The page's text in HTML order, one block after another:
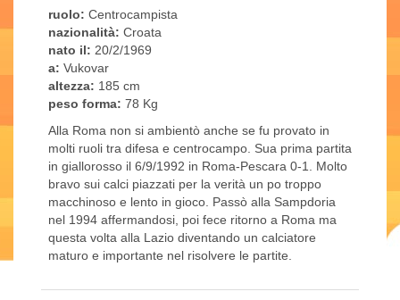
ruolo: Centrocampista
nazionalità: Croata
nato il: 20/2/1969
a: Vukovar
altezza: 185 cm
peso forma: 78 Kg
Alla Roma non si ambientò anche se fu provato in
molti ruoli tra difesa e centrocampo. Sua prima partita
in giallorosso il 6/9/1992 in Roma-Pescara 0-1. Molto
bravo sui calci piazzati per la verità un po troppo
macchinoso e lento in gioco. Passò alla Sampdoria
nel 1994 affermandosi, poi fece ritorno a Roma ma
questa volta alla Lazio diventando un calciatore
maturo e importante nel risolvere le partite.